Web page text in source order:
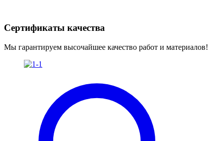
Сертификаты качества
Мы гарантируем высочайшее качество работ и материалов!